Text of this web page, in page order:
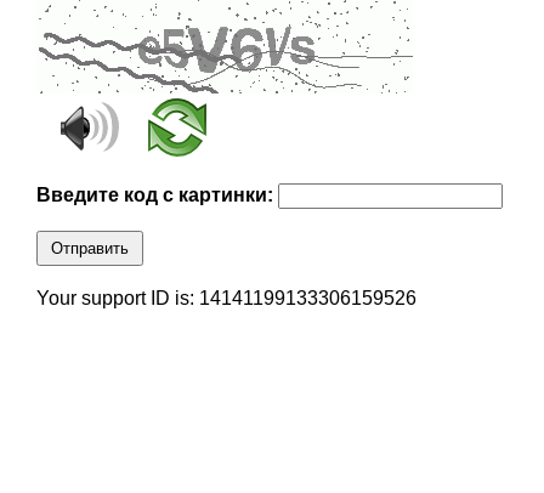
Введите код с картинки:
Отправить
Your support ID is: 14141199133306159526